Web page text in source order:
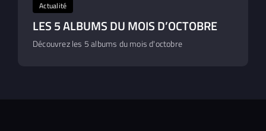
Actualité
LES 5 ALBUMS DU MOIS D’OCTOBRE
Découvrez les 5 albums du mois d'octobre